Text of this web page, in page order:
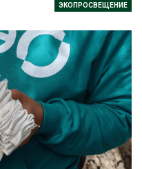
ЭКОПРОСВЕЩЕНИЕ